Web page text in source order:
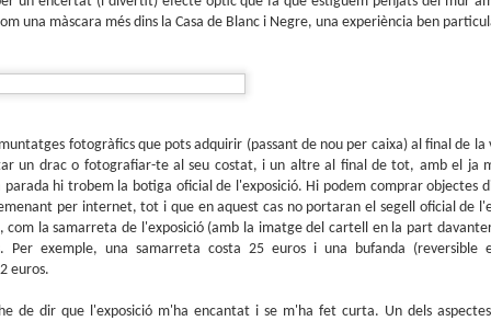
una màscara més dins la Casa de Blanc i Negre, una experiència ben
fotogràfics que pots adquirir (passant de nou per caixa) al final de
un drac o fotografiar-te al seu costat, i un altre al final de tot, amb el ja
hi trobem la botiga oficial de l'exposició. Hi podem comprar objectes
per internet, tot i que en aquest cas no portaran el segell oficial de
com la samarreta de l'exposició (amb la imatge del cartell en la part
Per exemple, una samarreta costa 25 euros i una bufanda (reversible
euros.
de dir que l'exposició m'ha encantat i se m'ha fet curta. Un dels
Presentació de Los
ideal el proper 23 d'octubre, a les set
de la tarda, a la llibreria El Soterran, al
carrer August 50 de Tarragona.
Amb l'Eduard Baile, professor de la
Universitat d'Alacant i, sobretot, amic
(i malalt dels còmics) conversaré
sobre els continguts del llibre. Segur
SEP
Club de lectura de
Parlem de còmics: L’Emili Samper i els orígens de la
revista Spirou
Parlem de còmics és l'espai de divulgació de Ràdio Molins de Rei (91.2
que s'emet cada divendres, de la mà d'en Pau Moratalla, coresponsable